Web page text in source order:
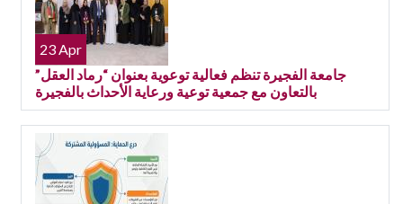
23 Apr
جامعة الفجيرة تنظم فعالية توعوية بعنوان “رماد العقل”
بالتعاون مع جمعية توعية ورعاية الأحداث بالفجيرة